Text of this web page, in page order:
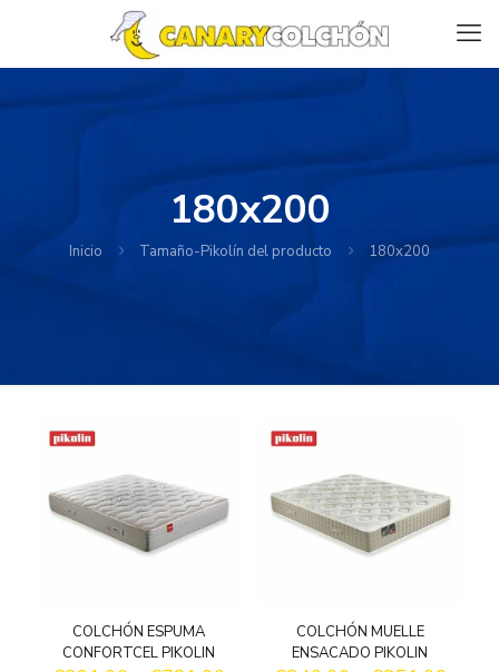
180x200
Inicio Tamaño-Pikolín del producto 180x200
COLCHÓN ESPUMA
CONFORTCEL PIKOLIN
COLCHÓN MUELLE
ENSACADO PIKOLIN